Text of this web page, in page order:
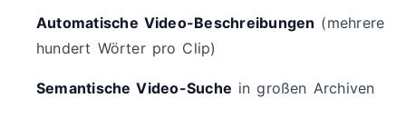
Automatische Video-Beschreibungen (mehrere
hundert Wörter pro Clip)
Semantische Video-Suche in großen Archiven